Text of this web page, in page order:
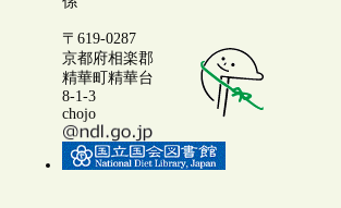
〒619-0287
京都府相楽郡
精華町精華台
8-1-3
chojo